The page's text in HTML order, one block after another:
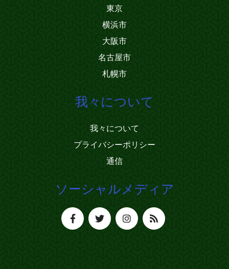
東京
横浜市
大阪市
名古屋市
札幌市
我々について
我々について
プライバシーポリシー
通信
ソーシャルメディア